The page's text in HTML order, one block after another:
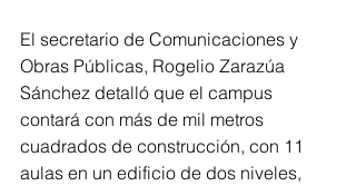
El secretario de Comunicaciones y
Obras Públicas, Rogelio Zarazúa
Sánchez detalló que el campus
contará con más de mil metros
cuadrados de construcción, con 11
aulas en un edificio de dos niveles,